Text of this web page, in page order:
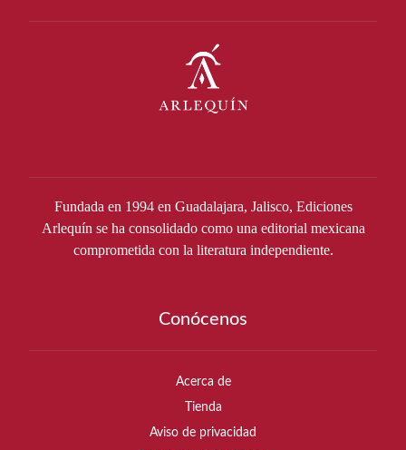
Fundada en 1994 en Guadalajara, Jalisco, Ediciones
Arlequín se ha consolidado como una editorial mexicana
comprometida con la literatura independiente.
Conócenos
Acerca de
Tienda
Aviso de privacidad